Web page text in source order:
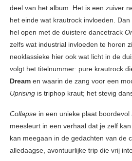
deel van het album. Het is een zuiver
het einde wat krautrock invloeden.
hel open met de duistere dancetrack
zelfs wat industrial invloeden te horen
neoklassieke hier ook wat licht in de
volgt het titelnummer: pure krautrock
Dream en waarin de zang voor een
Uprising is triphop kraut; het stevig
Collapse in een unieke plaat boordevol
meesleurt in een verhaal dat je zelf
kan meegaan in de gedachten van de
alledaagse, avontuurlijke trip die vrij